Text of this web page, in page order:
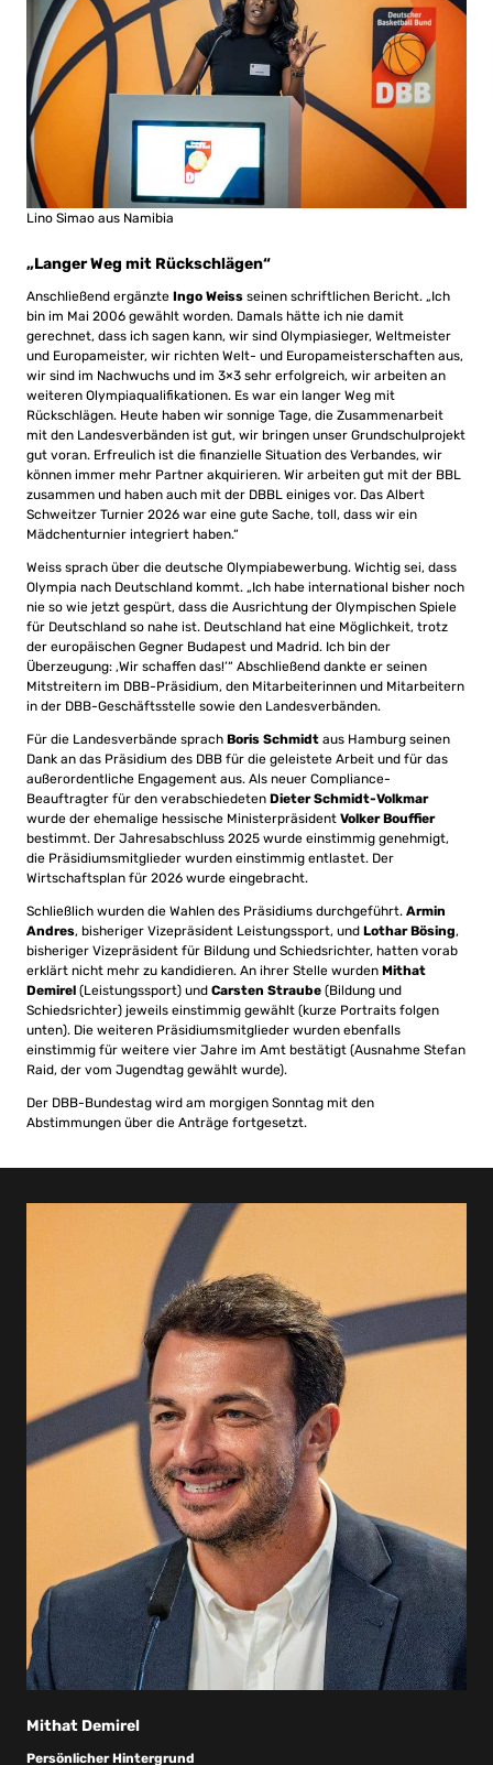
Lino Simao aus Namibia
„Langer Weg mit Rückschlägen“
Anschließend ergänzte Ingo Weiss seinen schriftlichen Bericht. „Ich
bin im Mai 2006 gewählt worden. Damals hätte ich nie damit
gerechnet, dass ich sagen kann, wir sind Olympiasieger, Weltmeister
und Europameister, wir richten Welt- und Europameisterschaften aus,
wir sind im Nachwuchs und im 3×3 sehr erfolgreich, wir arbeiten an
weiteren Olympiaqualifikationen. Es war ein langer Weg mit
Rückschlägen. Heute haben wir sonnige Tage, die Zusammenarbeit
mit den Landesverbänden ist gut, wir bringen unser Grundschulprojekt
gut voran. Erfreulich ist die finanzielle Situation des Verbandes, wir
können immer mehr Partner akquirieren. Wir arbeiten gut mit der BBL
zusammen und haben auch mit der DBBL einiges vor. Das Albert
Schweitzer Turnier 2026 war eine gute Sache, toll, dass wir ein
Mädchenturnier integriert haben.“
Weiss sprach über die deutsche Olympiabewerbung. Wichtig sei, dass
Olympia nach Deutschland kommt. „Ich habe international bisher noch
nie so wie jetzt gespürt, dass die Ausrichtung der Olympischen Spiele
für Deutschland so nahe ist. Deutschland hat eine Möglichkeit, trotz
der europäischen Gegner Budapest und Madrid. Ich bin der
Überzeugung: ‚Wir schaffen das!’“ Abschließend dankte er seinen
Mitstreitern im DBB-Präsidium, den Mitarbeiterinnen und Mitarbeitern
in der DBB-Geschäftsstelle sowie den Landesverbänden.
Für die Landesverbände sprach Boris Schmidt aus Hamburg seinen
Dank an das Präsidium des DBB für die geleistete Arbeit und für das
außerordentliche Engagement aus. Als neuer Compliance-
Beauftragter für den verabschiedeten Dieter Schmidt-Volkmar
wurde der ehemalige hessische Ministerpräsident Volker Bouffier
bestimmt. Der Jahresabschluss 2025 wurde einstimmig genehmigt,
die Präsidiumsmitglieder wurden einstimmig entlastet. Der
Wirtschaftsplan für 2026 wurde eingebracht.
Schließlich wurden die Wahlen des Präsidiums durchgeführt. Armin
Andres, bisheriger Vizepräsident Leistungssport, und Lothar Bösing,
bisheriger Vizepräsident für Bildung und Schiedsrichter, hatten vorab
erklärt nicht mehr zu kandidieren. An ihrer Stelle wurden Mithat
Demirel (Leistungssport) und Carsten Straube (Bildung und
Schiedsrichter) jeweils einstimmig gewählt (kurze Portraits folgen
unten). Die weiteren Präsidiumsmitglieder wurden ebenfalls
einstimmig für weitere vier Jahre im Amt bestätigt (Ausnahme Stefan
Raid, der vom Jugendtag gewählt wurde).
Der DBB-Bundestag wird am morgigen Sonntag mit den
Abstimmungen über die Anträge fortgesetzt.
Mithat Demirel
Persönlicher Hintergrund